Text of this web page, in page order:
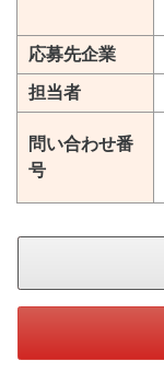
応募先企業
担当者
問い合わせ番
号